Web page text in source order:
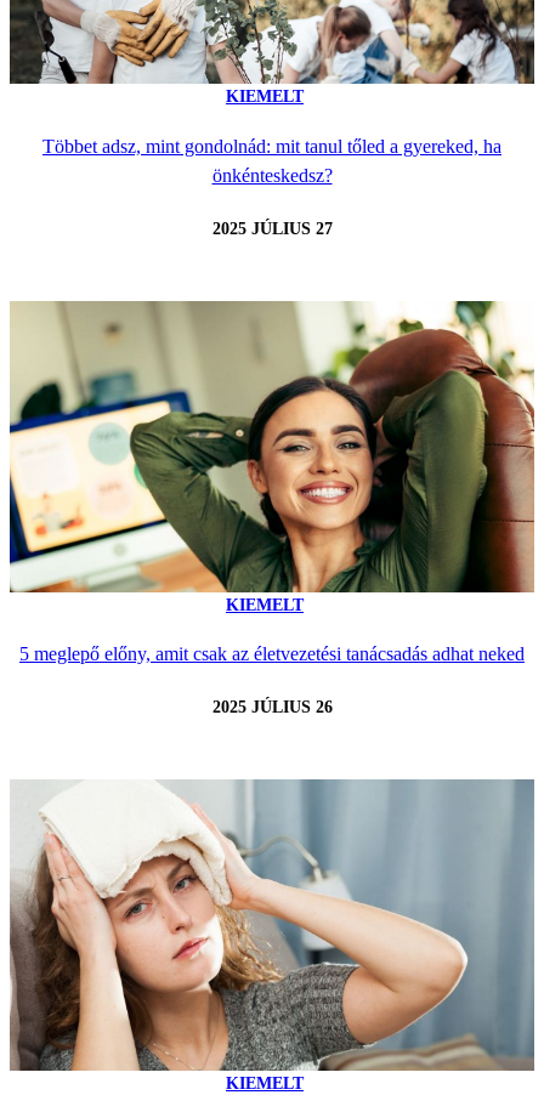
KIEMELT
Többet adsz, mint gondolnád: mit tanul tőled a gyereked, ha
önkénteskedsz?
2025 JÚLIUS 27
KIEMELT
5 meglepő előny, amit csak az életvezetési tanácsadás adhat neked
2025 JÚLIUS 26
KIEMELT